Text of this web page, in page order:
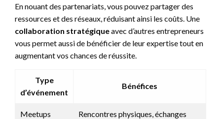
En nouant des partenariats, vous pouvez partager des
ressources et des réseaux, réduisant ainsi les coûts. Une
collaboration stratégiqueavec d’autres entrepreneurs
vous permet aussi de bénéficier de leur expertise tout en
augmentant vos chances de réussite.
Type
d’événement
Bénéfices
Meetups
Rencontres physiques, échanges